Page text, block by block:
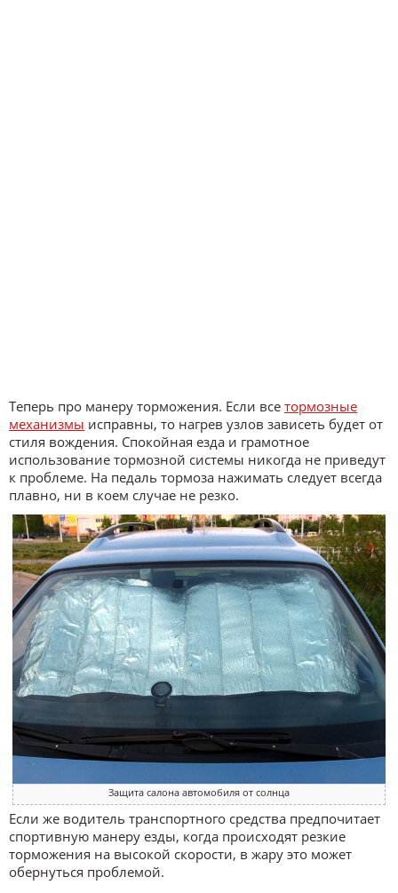
Теперь про манеру торможения. Если все тормозные
механизмы исправны, то нагрев узлов зависеть будет от
стиля вождения. Спокойная езда и грамотное
использование тормозной системы никогда не приведут
к проблеме. На педаль тормоза нажимать следует всегда
плавно, ни в коем случае не резко.
Защита салона автомобиля от солнца
Если же водитель транспортного средства предпочитает
спортивную манеру езды, когда происходят резкие
торможения на высокой скорости, в жару это может
обернуться проблемой.